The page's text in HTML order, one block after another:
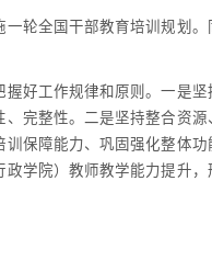
轮全国干部教育培训规划
好工作规律和原则。一是
完整性。二是坚持整合资源
保障能力、巩固强化整体
学院）教师教学能力提升，